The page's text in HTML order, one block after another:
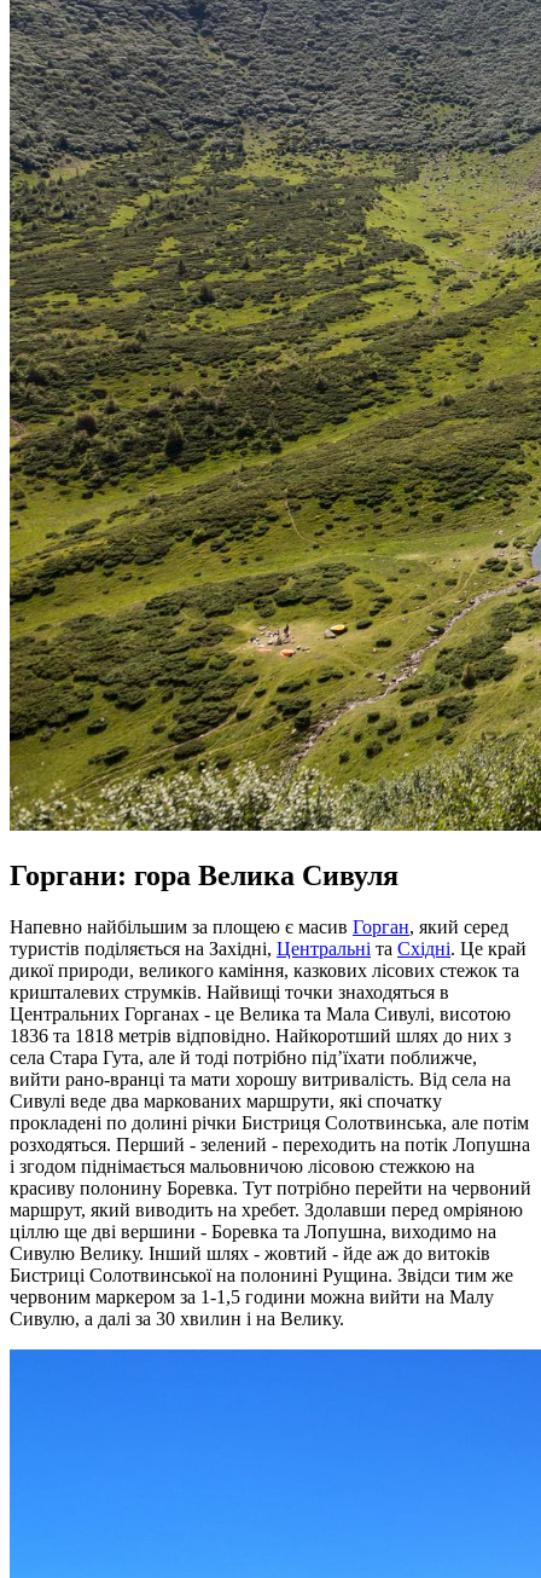
Горгани: гора Велика Сивуля
Напевно найбільшим за площею є масив Горган, який серед
туристів поділяється на Західні, Центральні та Східні. Це край
дикої природи, великого каміння, казкових лісових стежок та
кришталевих струмків. Найвищі точки знаходяться в
Центральних Горганах - це Велика та Мала Сивулі, висотою
1836 та 1818 метрів відповідно. Найкоротший шлях до них з
села Стара Гута, але й тоді потрібно під’їхати поближче,
вийти рано-вранці та мати хорошу витривалість. Від села на
Сивулі веде два маркованих маршрути, які спочатку
прокладені по долині річки Бистриця Солотвинська, але потім
розходяться. Перший - зелений - переходить на потік Лопушна
і згодом піднімається мальовничою лісовою стежкою на
красиву полонину Боревка. Тут потрібно перейти на червоний
маршрут, який виводить на хребет. Здолавши перед омріяною
ціллю ще дві вершини - Боревка та Лопушна, виходимо на
Сивулю Велику. Інший шлях - жовтий - йде аж до витоків
Бистриці Солотвинської на полонині Рущина. Звідси тим же
червоним маркером за 1-1,5 години можна вийти на Малу
Сивулю, а далі за 30 хвилин і на Велику.